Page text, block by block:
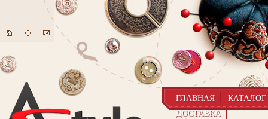
ГЛАВНАЯ
КАТАЛОГ
ДОСТАВКА